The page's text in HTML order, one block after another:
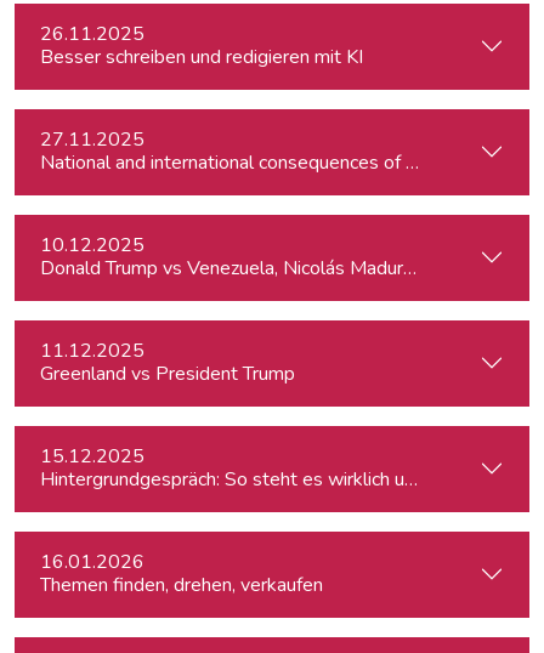
26.11.2025
Besser schreiben und redigieren mit KI
27.11.2025
10.12.2025
Donald Trump vs Venezuela, Nicolás Maduro and narco-
11.12.2025
Greenland vs President Trump
15.12.2025
Hintergrundgespräch: So steht es wirklich um die
16.01.2026
Themen finden, drehen, verkaufen